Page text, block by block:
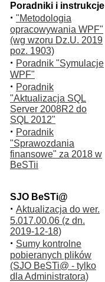
Poradniki i instrukcje
· "Metodologia
opracowywania WPF"
(wg wzoru Dz.U. 2019
poz. 1903)
· Poradnik "Symulacje
WPF"
· Poradnik
"Aktualizacja SQL
Server 2008R2 do
SQL 2012"
· Poradnik
"Sprawozdania
finansowe" za 2018 w
BeSTii
SJO BeSTi@
· Aktualizacja do wer.
5.017.00.06 (z dn.
2019-12-18)
· Sumy kontrolne
pobieranych plików
(SJO BeSTi@ - tylko
dla Administratora)